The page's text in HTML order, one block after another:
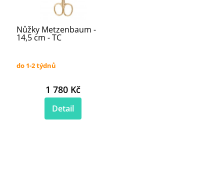
Nůžky Metzenbaum -
14,5 cm - TC
do 1-2 týdnů
1 780 Kč
Detail